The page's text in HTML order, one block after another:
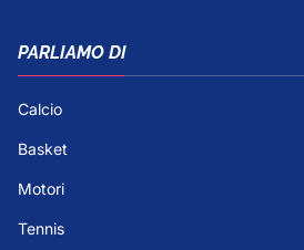
PARLIAMO DI
Calcio
Basket
Motori
Tennis